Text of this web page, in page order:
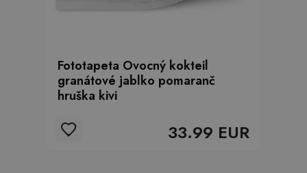
Fototapeta Ovocný kokteil
granátové jablko pomaranč
hruška kivi
33.99 EUR